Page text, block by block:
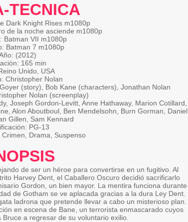
TECNICA
Dark Knight Rises m1080p
de la noche asciende m1080p
Batman VII m1080p
Batman 7 m1080p
(2012)
165 min
Unido, USA
Christopher Nolan
(story), Bob Kane (characters), Jonathan Nolan
Nolan (screenplay)
Joseph Gordon-Levitt, Anne Hathaway, Marion Cotillard,
Alon Aboutboul, Ben Mendelsohn, Burn Gorman, Daniel
Gillen, Sam Kennard
PG-13
Drama, Suspenso
de ser un héroe para convertirse en un fugitivo. Al
Harvey Dent, el Caballero Oscuro decidió sacrificarlo
Gordon, un bien mayor. La mentira funciona durante
de Gotham se ve aplacada gracias a la dura Ley Dent.
ladrona que pretende llevar a cabo un misterioso plan.
en escena de Bane, un terrorista enmascarado cuyos
a regresar de su voluntario exilio.